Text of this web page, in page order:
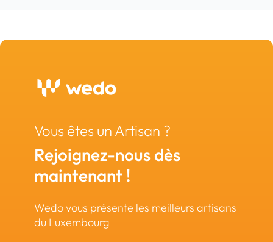
Vous êtes un Artisan ?
Rejoignez-nous dès
maintenant !
Wedo vous présente les meilleurs artisans
du Luxembourg